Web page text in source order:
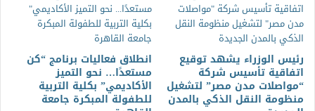
رئيس الوزراء يشهد توقيع
اتفاقية تأسيس شركة
“مواصلات مدن مصر” لتشغيل
منظومة النقل الذكي بالمدن
انطلاق فعاليات برنامج “كن
مستعدًا… نحو التميز
الأكاديمي” بكلية التربية
للطفولة المبكرة جامعة